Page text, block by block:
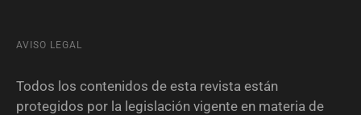
AVISO LEGAL
Todos los contenidos de esta revista están
protegidos por la legislación vigente en materia de